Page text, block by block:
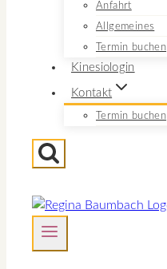
Anfahrt
Allgemeines
Termin buchen
Kinesiologin
Kontakt
Termin buchen